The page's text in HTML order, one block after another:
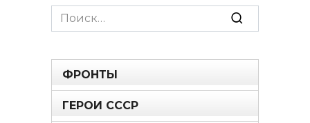
Search
for:
ФРОНТЫ
ГЕРОИ СССР